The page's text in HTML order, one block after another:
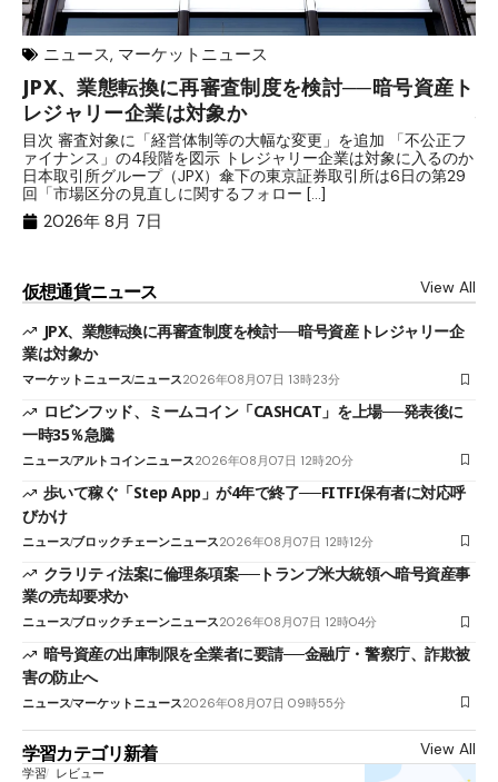
ニュース, マーケットニュース
JPX、業態転換に再審査制度を検討──暗号資産ト
レジャリー企業は対象か
目次 審査対象に「経営体制等の大幅な変更」を追加 「不公正フ
ァイナンス」の4段階を図示 トレジャリー企業は対象に入るのか
日本取引所グループ（JPX）傘下の東京証券取引所は6日の第29
回「市場区分の見直しに関するフォロー […]
2026年 8月 7日
仮想通貨ニュース View All
JPX、業態転換に再審査制度を検討──暗号資産トレジャリー企
業は対象か
マーケットニュースニュース2026年08月07日 13時23分
ロビンフッド、ミームコイン「CASHCAT」を上場──発表後に
一時35％急騰
ニュースアルトコインニュース2026年08月07日 12時20分
歩いて稼ぐ「Step App」が4年で終了──FITFI保有者に対応呼
びかけ
ニュースブロックチェーンニュース2026年08月07日 12時12分
クラリティ法案に倫理条項案──トランプ米大統領へ暗号資産事
業の売却要求か
ニュースブロックチェーンニュース2026年08月07日 12時04分
暗号資産の出庫制限を全業者に要請──金融庁・警察庁、詐欺被
害の防止へ
ニュースマーケットニュース2026年08月07日 09時55分
学習カテゴリ新着 View All
学習 レビュー